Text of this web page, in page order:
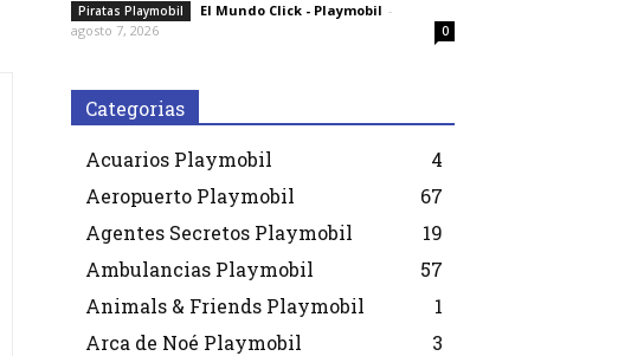
Piratas Playmobil El Mundo Click - Playmobil -
agosto 7, 2026
0
Categorias
Acuarios Playmobil
4
Aeropuerto Playmobil
67
Agentes Secretos Playmobil
19
Ambulancias Playmobil
57
Animals & Friends Playmobil
1
Arca de Noé Playmobil
3